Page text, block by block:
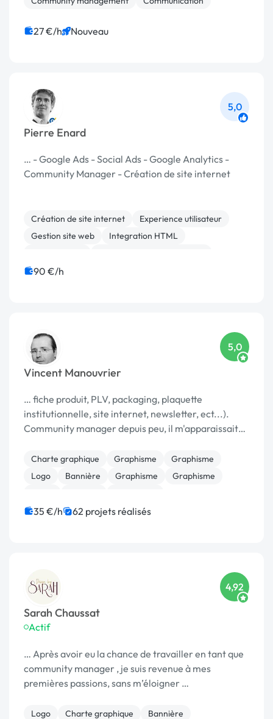
27 €/h Nouveau
Pierre Enard
5,0
… - Google Ads - Social Ads - Google Analytics -
Community Manager - Création de site internet
Création de site internet
Experience utilisateur
Gestion site web
Integration HTML
Relecture, correction
90 €/h
Vincent Manouvrier
5,0
… fiche produit, PLV, packaging, plaquette
institutionnelle, site internet, newsletter, ect...).
Community manager depuis peu, il m'apparaissait
Charte graphique Graphisme
Graphisme
Logo
Bannière Graphisme
Graphisme
35 €/h 62 projets réalisés
Sarah Chaussat
Actif
4,92
… Après avoir eu la chance de travailler en tant que
community manager , je suis revenue à mes
premières passions, sans m’éloigner …
Logo Charte graphique Bannière